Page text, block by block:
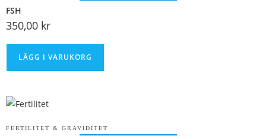
FSH
350,00 kr
LÄGG I VARUKORG
FERTILITET & GRAVIDITET